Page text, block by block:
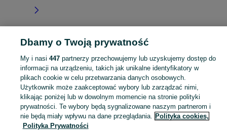
Strona główna Łódzkie Krzętle
KATEGORIA
Skorzystaj z największego serwisu ogłoszeniowego - Krzętle i okolice! Kupuj to, czego pragniesz i sprzedawaj to, czego już nie potrzebujesz! Zobacz
Mapa kategorii
Dbamy o Twoją prywatność
My i nasi 447partnerzy przechowujemy lub uzyskujemy dostęp do
informacji na urządzeniu, takich jak unikalne identyfikatory w
plikach cookie w celu przetwarzania danych osobowych.
Użytkownik może zaakceptować wybory lub zarządzać nimi,
klikając poniżej lub w dowolnym momencie na stronie polityki
prywatności. Te wybory będą sygnalizowane naszym partnerom i
nie będą miały wpływu na dane przeglądania. Polityka cookies,
Polityka Prywatności